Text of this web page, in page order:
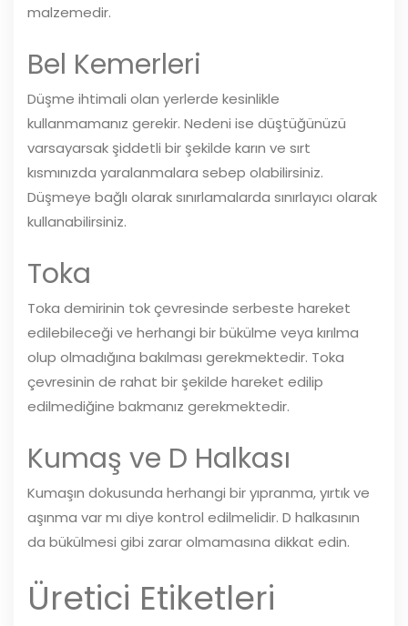
malzemedir.
Bel Kemerleri
Düşme ihtimali olan yerlerde kesinlikle
kullanmamanız gerekir. Nedeni ise düştüğünüzü
varsayarsak şiddetli bir şekilde karın ve sırt
kısmınızda yaralanmalara sebep olabilirsiniz.
Düşmeye bağlı olarak sınırlamalarda sınırlayıcı olarak
kullanabilirsiniz.
Toka
Toka demirinin tok çevresinde serbeste hareket
edilebileceği ve herhangi bir bükülme veya kırılma
olup olmadığına bakılması gerekmektedir. Toka
çevresinin de rahat bir şekilde hareket edilip
edilmediğine bakmanız gerekmektedir.
Kumaş ve D Halkası
Kumaşın dokusunda herhangi bir yıpranma, yırtık ve
aşınma var mı diye kontrol edilmelidir. D halkasının
da bükülmesi gibi zarar olmamasına dikkat edin.
Üretici Etiketleri